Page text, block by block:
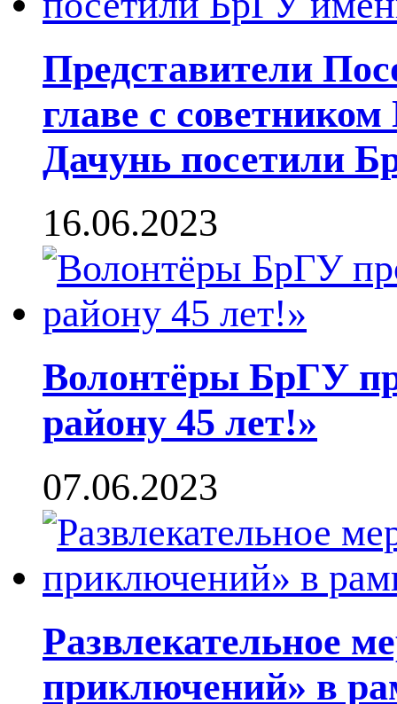
Представители
главе с
Дачунь посетили
16.06.2023
Волонтёры БрГУ
району 45 лет!»
07.06.2023
Развлекательное
приключений» в